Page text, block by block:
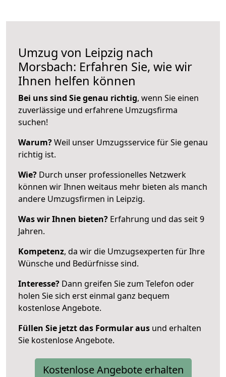
Umzug von Leipzig nach
Morsbach: Erfahren Sie, wie wir
Ihnen helfen können
Bei uns sind Sie genau richtig, wenn Sie einen
zuverlässige und erfahrene Umzugsfirma
suchen!
Warum?Weil unser Umzugsservice für Sie genau
richtig ist.
Wie? Durch unser professionelles Netzwerk
können wir Ihnen weitaus mehr bieten als manch
andere Umzugsfirmen in Leipzig.
Was wir Ihnen bieten? Erfahrung und das seit 9
Jahren.
Kompetenz, da wir die Umzugsexperten für Ihre
Wünsche und Bedürfnisse sind.
Interesse? Dann greifen Sie zum Telefon oder
holen Sie sich erst einmal ganz bequem
kostenlose Angebote.
Füllen Sie jetzt das Formular aus und erhalten
Sie kostenlose Angebote.
Kostenlose Angebote erhalten